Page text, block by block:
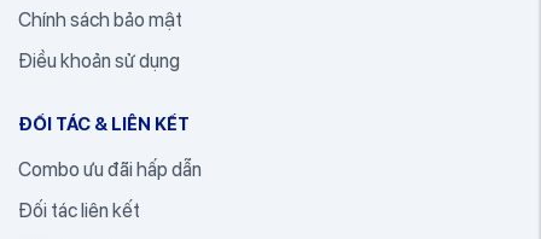
Chính sách bảo mật
Điều khoản sử dụng
ĐỐI TÁC & LIÊN KẾT
Combo ưu đãi hấp dẫn
Đối tác liên kết